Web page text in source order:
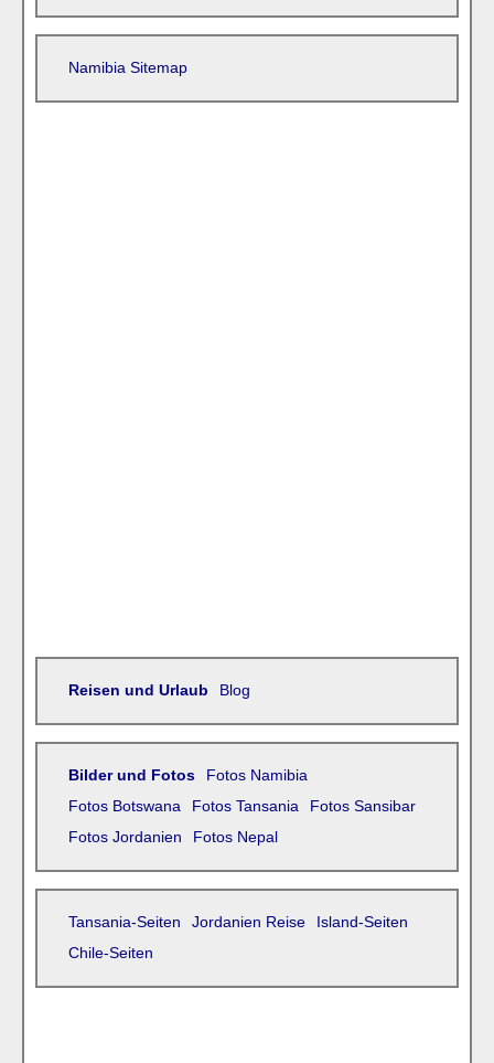
Namibia Sitemap
Reisen und Urlaub Blog
Bilder und Fotos
Fotos Namibia
Fotos Botswana
Fotos Tansania
Fotos Sansibar
Fotos Jordanien
Fotos Nepal
Tansania-Seiten Jordanien Reise
Island-Seiten
Chile-Seiten